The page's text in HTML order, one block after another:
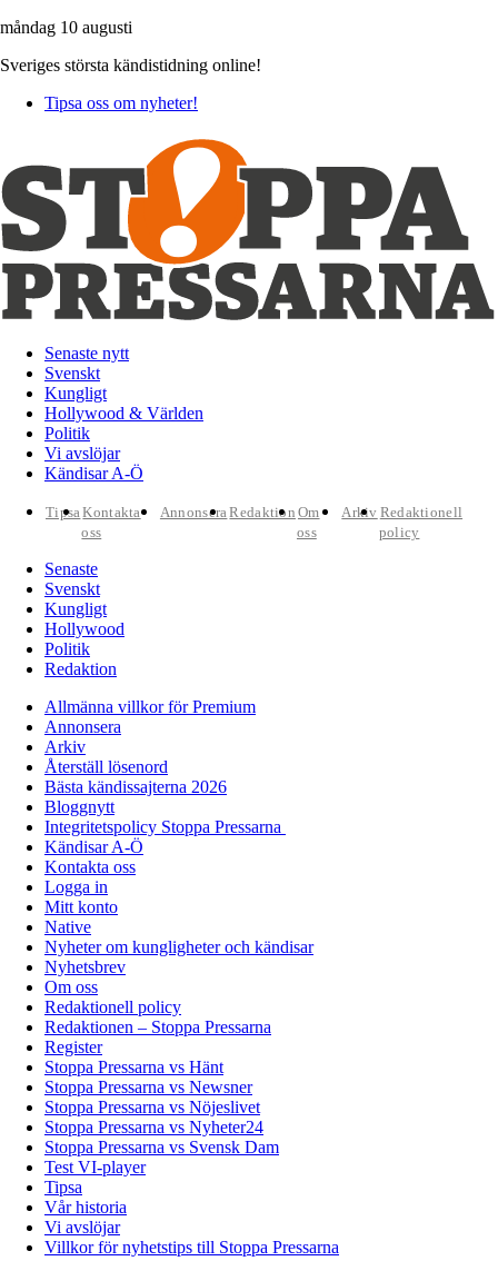
måndag 10 augusti
Sveriges största kändistidning online!
Tipsa oss om nyheter!
Senaste nytt
Svenskt
Kungligt
Hollywood & Världen
Politik
Vi avslöjar
Kändisar A-Ö
TipsaKontakta
oss
AnnonseraRedaktion Om
oss
Arkiv Redaktionell
policy
Senaste
Svenskt
Kungligt
Hollywood
Politik
Redaktion
Allmänna villkor för Premium
Annonsera
Arkiv
Återställ lösenord
Bästa kändissajterna 2026
Bloggnytt
Integritetspolicy Stoppa Pressarna
Kändisar A-Ö
Kontakta oss
Logga in
Mitt konto
Native
Nyheter om kungligheter och kändisar
Nyhetsbrev
Om oss
Redaktionell policy
Redaktionen – Stoppa Pressarna
Register
Stoppa Pressarna vs Hänt
Stoppa Pressarna vs Newsner
Stoppa Pressarna vs Nöjeslivet
Stoppa Pressarna vs Nyheter24
Stoppa Pressarna vs Svensk Dam
Test VI-player
Tipsa
Vår historia
Vi avslöjar
Villkor för nyhetstips till Stoppa Pressarna